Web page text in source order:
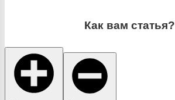
Как вам статья?